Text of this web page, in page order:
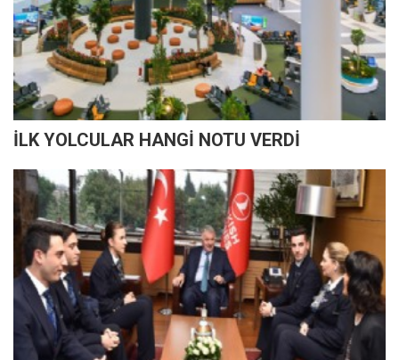
İLK YOLCULAR HANGİ NOTU VERDİ